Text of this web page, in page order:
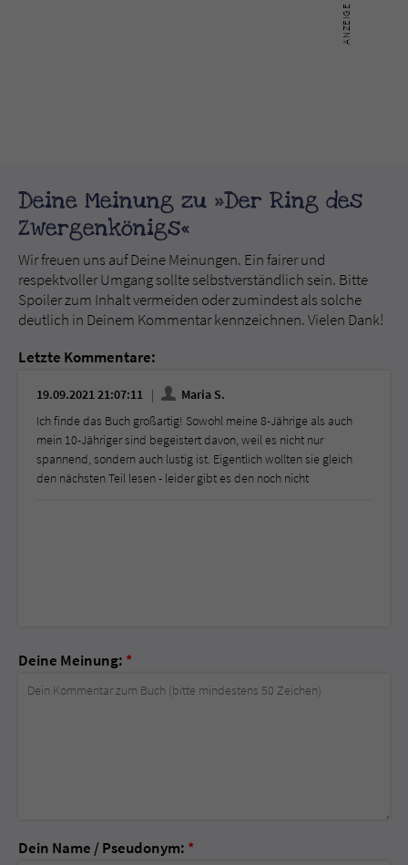
Deine Meinung zu »Der Ring des
Zwergenkönigs«
Wir freuen uns auf Deine Meinungen. Ein fairer und
respektvoller Umgang sollte selbstverständlich sein. Bitte
Spoiler zum Inhalt vermeiden oder zumindest als solche
deutlich in Deinem Kommentar kennzeichnen. Vielen Dank!
Letzte Kommentare:
19.09.2021 21:07:11
Maria S.
Ich finde das Buch großartig! Sowohl meine 8-Jährige als auch
mein 10-Jähriger sind begeistert davon, weil es nicht nur
spannend, sondern auch lustig ist. Eigentlich wollten sie gleich
den nächsten Teil lesen - leider gibt es den noch nicht
Deine Meinung: *
Dein Name / Pseudonym: *